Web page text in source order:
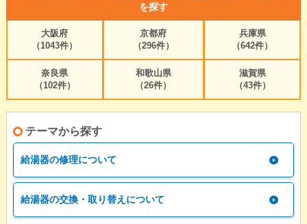
を探す
大阪府
（1043件）
京都府
（296件）
兵庫県
（642件）
奈良県
（102件）
和歌山県
（26件）
滋賀県
（43件）
テーマから探す
給湯器の修理について
給湯器の交換・取り替えについて